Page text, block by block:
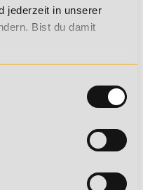
jederzeit in unserer
Bist du damit
im Bereich
Qualifikation zur
(inkl. C-Lizenz)